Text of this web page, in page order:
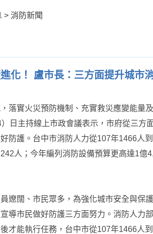
> 消防新聞
化！ 盧市長：三方面提升城市
落實火災預防機制、充實救災應變能量
日主持線上市政會議表示，市府從三方
防護。台中市消防人力從107年1466人
人；今年編列消防設備預算更高達1億
遼闊、市民眾多，為強化城市安全與保
導市民做好防護三方面努力。消防人力
才能執行任務，台中市從107年1466人